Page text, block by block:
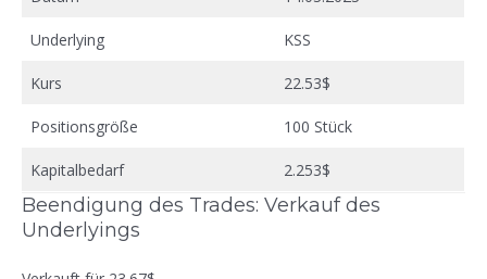
Underlying KSS
Kurs 22.53$
Positionsgröße 100 Stück
Kapitalbedarf 2.253$
Beendigung des Trades: Verkauf des
Underlyings